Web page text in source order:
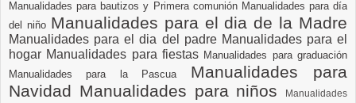
Manualidades para bautizos y Primera comunión Manualidades para día
del niño Manualidades para el dia de la Madre
Manualidades para el dia del padre Manualidades para el
hogar Manualidades para fiestas Manualidades para graduación
Manualidades para la Pascua Manualidades para
Navidad Manualidades para niños
Manualidades